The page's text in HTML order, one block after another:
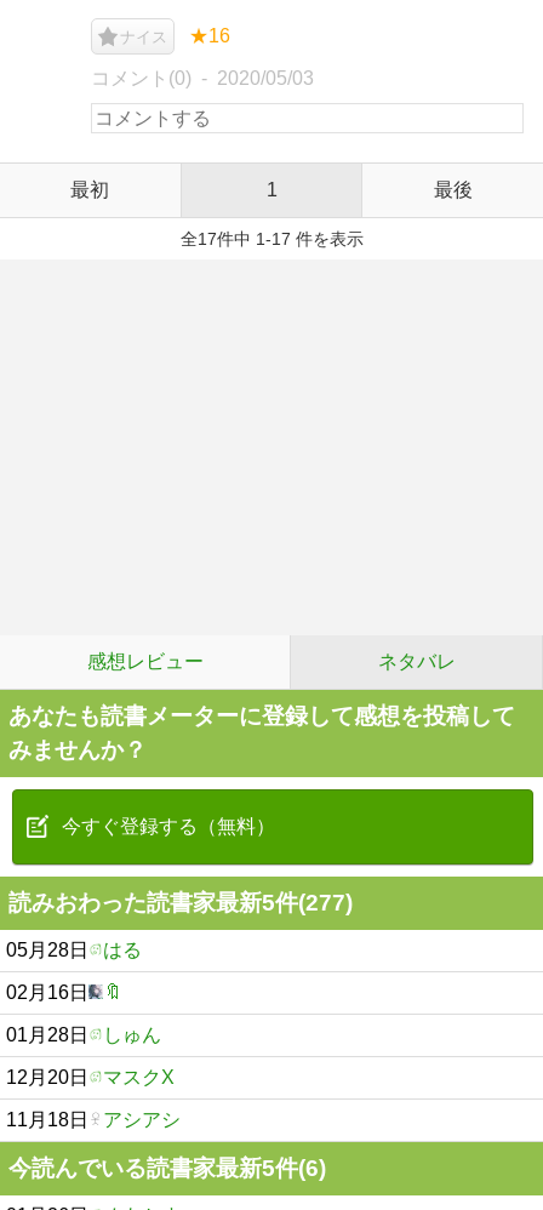
ナイス ★16
コメント(0) 2020/05/03
最初 1 最後
全17件中 1-17 件を表示
感想レビュー ネタバレ
あなたも読書メーターに登録して感想を投稿して
みませんか？
今すぐ登録する（無料）
読みおわった読書家最新5件(277)
05月28日 はる
02月16日 🔖
01月28日 しゅん
12月20日 マスクX
11月18日 アシアシ
今読んでいる読書家最新5件(6)